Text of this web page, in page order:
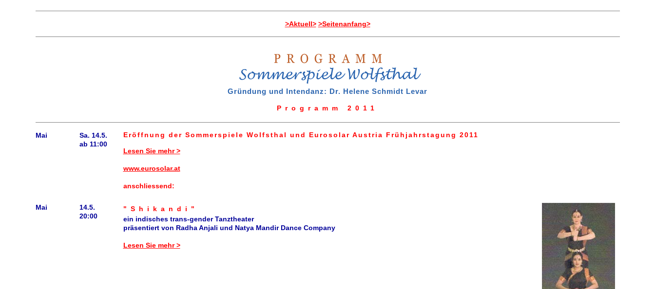
>Aktuell> >Seitenanfang>
Gründung und Intendanz: Dr. Helene Schmidt Levar
Programm 2011
Mai
Sa. 14.5.
ab 11:00
Eröffnung der Sommerspiele Wolfsthal und Eurosolar Austria Frühjahrstagung 2011
Lesen Sie mehr >
www.eurosolar.at
anschliessend:
Mai
14.5.
20:00
"Shikandi"
ein indisches trans-gender Tanztheater
präsentiert von Radha Anjali und Natya Mandir Dance Company
Lesen Sie mehr >